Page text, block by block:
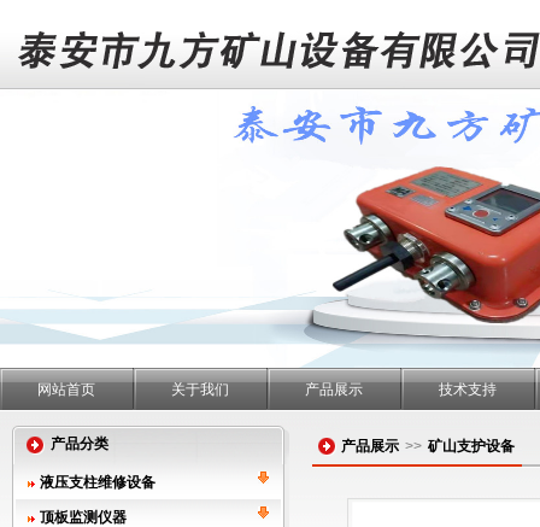
网站首页 关于我们 产品展示 技术支持
产品分类
液压支柱维修设备
顶板监测仪器
产品展示 >> 矿山支护设备